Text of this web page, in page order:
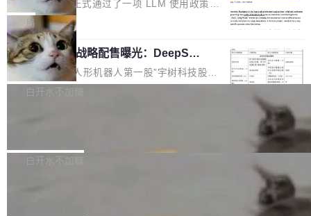
步了解开源鸿蒙在智能...
2.75 亿次，全年预计 140 亿次。GitHub...
上，Prime Agent + Opus 5 的组合达到了 95.
5% RHAE Best@1，超过了 ARC 报告的人类专
家基线 95.4%。 不是又一个 coding agent 包装
器 Prime Agent 的架构和市面上大多数 coding
agent 有本质区别。大多数 agent harness 的设
计是基于早期模型的能力—...
Rust 语言项目正式通过了一项 LLM 使用政策，
覆盖 rust-lang/rust 单一仓库的代码贡献。这不
是项目级别的官方立场，目前由五个团队采纳，
但它可能是主流开源项目中关于 AI 辅助贡献最
细致的一份规则。 政策的核心只有一句话：LLM
可以用来分析、提炼、审阅、建议，但不能用来
不得生成涉及安全性的关键变更，除非作者本身
局
宇树科技 IPO 战略配售曝光：DeepSe
ek 获配 93.3 万股，锁定 36 个月
8月6日晚间，“人形机器人第一股”宇树科技股份
有限公司披露IPO发行价格及战略配售结果，杭
36个月。 公告显示，本次宇树科技战略配售对
白开水不加糖
Bug fixes and enhancements 修复多次传递同
白开水不加糖